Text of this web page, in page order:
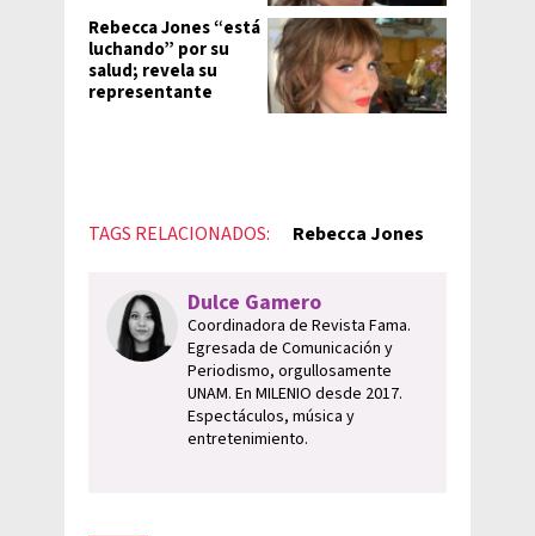
Rebecca Jones “está
luchando” por su
salud; revela su
representante
TAGS RELACIONADOS: Rebecca Jones
Dulce Gamero
Coordinadora de Revista Fama.
Egresada de Comunicación y
Periodismo, orgullosamente
UNAM. En MILENIO desde 2017.
Espectáculos, música y
entretenimiento.